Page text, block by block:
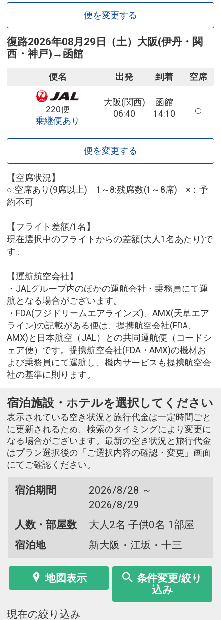
便を変更する
復路2026年08月29日（土） 大阪(伊丹・関
西・神戸) → 函館
便名 出発 到着 空席
220便
乗継便あり
大阪(関西)
06:40
函館
14:10
便を変更する
【空席状況】
○:空席あり(9席以上) 1～8:残席数(1～8席) ×：予
約不可
【フライト差額/1名】
現在選択中のフライトからの差額(大人1名あたり)で
す。
【運航航空会社】
・JALグループ内のほかの運航会社・乗務員にて運
航となる場合がございます。
・FDA(フジドリームエアラインズ)、AMX(天草エア
ライン)の記載がある便は、提携航空会社(FDA、
AMX)と日本航空（JAL）との共同運航便（コードシ
ェア便）です。提携航空会社(FDA・AMX)の機材お
よび乗務員にて運航し、機内サービスも提携航空会
社の基準に則ります。
宿泊施設・ホテルを選択してください
表示されている空き状況と旅行代金は一定時間ごと
に更新されるため、検索のタイミングにより変更に
なる場合がございます。最新の空き状況と旅行代金
はプラン選択後の「ご選択内容の確認・変更」画面
にてご確認ください。
宿泊期間
2026/8/28 ～
2026/8/29
人数・部屋数
大人2名 子供0名 1部屋
宿泊地
新大阪・江坂・十三
地図表示
条件変更/絞り
込み
現在の絞り込み